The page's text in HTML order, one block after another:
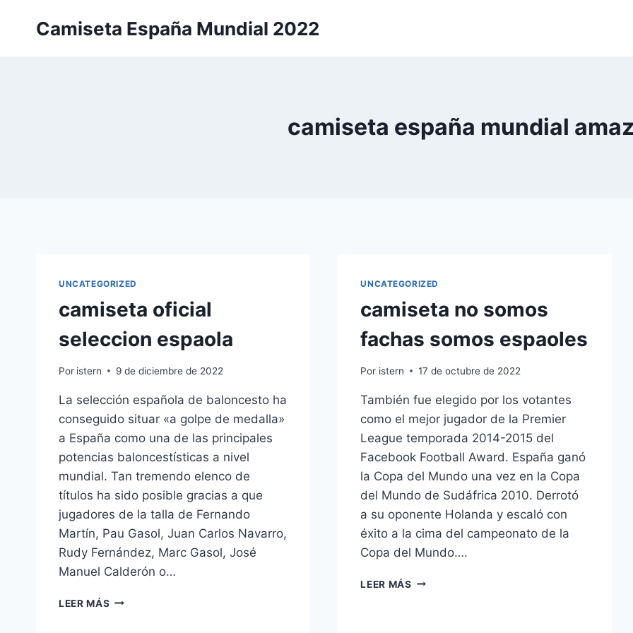
Camiseta España Mundial 2022
camiseta españa mundial
UNCATEGORIZED
camiseta oficial
seleccion espaola
Por istern 9 de diciembre de 2022
La selección española de baloncesto ha
conseguido situar «a golpe de medalla»
a España como una de las principales
potencias baloncestísticas a nivel
mundial. Tan tremendo elenco de
títulos ha sido posible gracias a que
jugadores de la talla de Fernando
Martín, Pau Gasol, Juan Carlos Navarro,
Rudy Fernández, Marc Gasol, José
Manuel Calderón o…
LEER MÁS CAMISETA
UNCATEGORIZED
camiseta no somos
fachas somos espaoles
Por istern 17 de octubre de 2022
También fue elegido por los votantes
como el mejor jugador de la Premier
League temporada 2014-2015 del
Facebook Football Award. España ganó
la Copa del Mundo una vez en la Copa
del Mundo de Sudáfrica 2010. Derrotó
a su oponente Holanda y escaló con
éxito a la cima del campeonato de la
Copa del Mundo….
LEER MÁS CAMISETA